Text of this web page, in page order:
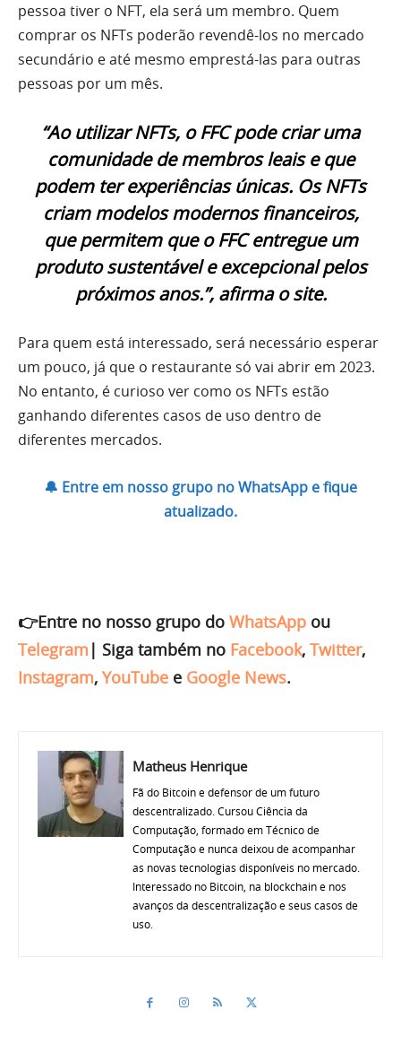
pessoa tiver o NFT, ela será um membro. Quem
comprar os NFTs poderão revendê-los no mercado
secundário e até mesmo emprestá-las para outras
pessoas por um mês.
“Ao utilizar NFTs, o FFC pode criar uma
comunidade de membros leais e que
podem ter experiências únicas. Os NFTs
criam modelos modernos financeiros,
que permitem que o FFC entregue um
produto sustentável e excepcional pelos
próximos anos.”, afirma o site.
Para quem está interessado, será necessário esperar
um pouco, já que o restaurante só vai abrir em 2023.
No entanto, é curioso ver como os NFTs estão
ganhando diferentes casos de uso dentro de
diferentes mercados.
🔔 Entre em nosso grupo no WhatsApp e fique
atualizado.
👉Entre no nosso grupo do WhatsApp ou
Telegram | Siga também no Facebook, Twitter,
Instagram, YouTube e Google News.
Matheus Henrique
Fã do Bitcoin e defensor de um futuro
descentralizado. Cursou Ciência da
Computação, formado em Técnico de
Computação e nunca deixou de acompanhar
as novas tecnologias disponíveis no mercado.
Interessado no Bitcoin, na blockchain e nos
avanços da descentralização e seus casos de
uso.